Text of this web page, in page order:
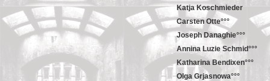
Katja Koschmieder
Carsten Otte°°°
Joseph Danaghie°°°
Annina Luzie Schmid°°°
Katharina Bendixen°°°
Olga Grjasnowa°°°